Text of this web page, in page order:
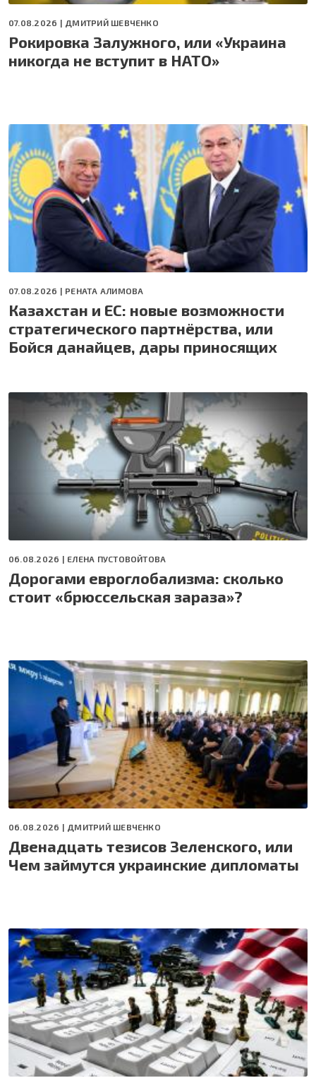
07.08.2026 | ДМИТРИЙ ШЕВЧЕНКО
Рокировка Залужного, или «Украина
никогда не вступит в НАТО»
07.08.2026 | РЕНАТА АЛИМОВА
Казахстан и ЕС: новые возможности
стратегического партнёрства, или
Бойся данайцев, дары приносящих
06.08.2026 | ЕЛЕНА ПУСТОВОЙТОВА
Дорогами евроглобализма: сколько
стоит «брюссельская зараза»?
06.08.2026 | ДМИТРИЙ ШЕВЧЕНКО
Двенадцать тезисов Зеленского, или
Чем займутся украинские дипломаты